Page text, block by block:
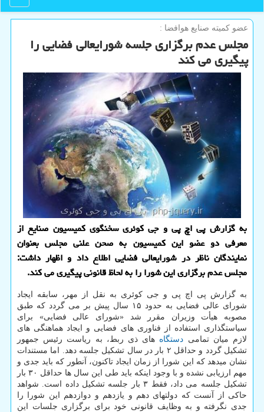
عضو كمیته صنایع هوافضا :
مجلس عدم برگزاری جلسه شورایعالی فضایی را
پیگیری می كند
به گزارش پی اچ پی و جی كوئری سخنگوی كمیسیون صنایع از
معرفی دو عضو این كمیسیون به صحن علنی مجلس بعنوان
نمایندگان ناظر در شورایعالی فضایی اطلاع داد و اظهار داشت:
مجلس عدم برگزاری این شورا را به لحاظ قانونی پیگیری می كند.
به گزارش پی اچ پی و جی کوئری به نقل از مهر، سابقه ایجاد
شورای عالی فضایی به حدود ۱۵ سال پیش بر می گردد که طبق
مصوبه هیأت وزیران مقرر شد «شورای عالی فضایی» برای
سیاستگذاری استفاده از فناوری های فضایی و ایجاد هماهنگی های
لازم میان تمامی دستگاه های ذی ربط، به ریاست رئیس جمهور
تشکیل گردد و حداقل ۲ بار در سال تشکیل جلسه دهد. اما مستندات
نشان میدهد که این شورا از زمان ایجاد تاکنون، آنطور که باید جدی و
مهم ارزیابی نشده و با وجود اینکه باید طی این سال ها حداقل ۳۰ بار
تشکیل جلسه می داد، فقط ۳ بار جلسه تشکیل داده است. شواهد
حاکی از آنست که دولتهای دهم و یازدهم و دوازدهم این شورا را
جدی نگرفته و به وظایف قانونی خود برای برگزاری جلسات این